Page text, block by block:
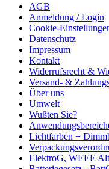
AGB
Anmeldung / Login
Cookie-
Datenschutz
Impressum
Kontakt
Widerrufsrecht &
Versand- &
Über uns
Umwelt
Wußten Sie?
Lichtfarben +
ElektroG, WEEE